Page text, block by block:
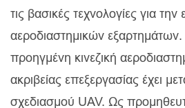
τις βασικές τεχνολογίες για την
αεροδιαστημικών εξαρτημάτων.
προηγμένη κινεζική
ακριβείας επεξεργασίας έχει
σχεδιασμού UAV. Ως